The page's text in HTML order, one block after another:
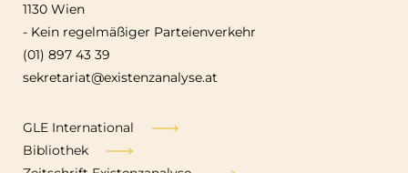
1130 Wien
- Kein regelmäßiger Parteienverkehr
(01) 897 43 39
sekretariat@existenzanalyse.at
GLE International
Bibliothek